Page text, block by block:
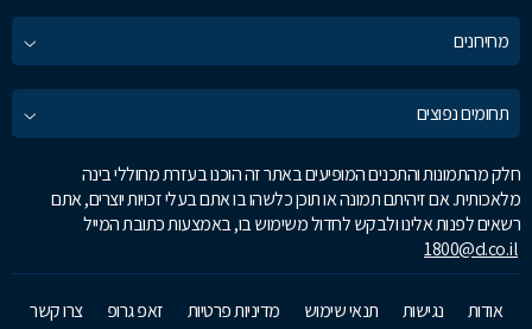
מחירונים
תחומים נפוצים
חלק מהתמונות והתכנים המופיעים באתר זה הוכנו בעזרת מחוללי בינה
מלאכותית. אם זיהיתם תמונה או תוכן כלשהו בו אתם בעלי זכויות יוצרים, אתם
רשאים לפנות אלינו ולבקש לחדול משימוש בו, באמצעות כתובת המייל
1800@d.co.il
אודות נגישות תנאי שימוש מדיניות פרטיות זאפ גרופ צרו קשר